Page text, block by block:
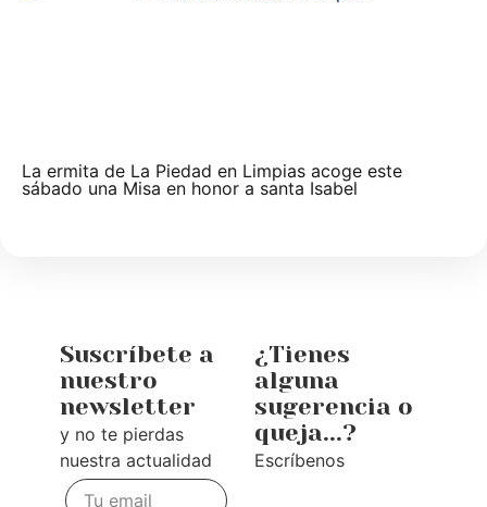
La ermita de La Piedad en Limpias acoge este
sábado una Misa en honor a santa Isabel
Suscríbete a
nuestro
newsletter
y no te pierdas
nuestra actualidad
¿Tienes
alguna
sugerencia o
queja...?
Escríbenos